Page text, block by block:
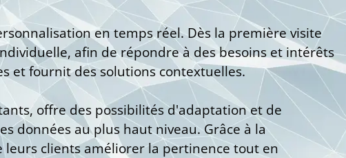
en temps réel. Dès la première visite
afin de répondre à des besoins et intérêts
et fournit des solutions contextuelles.
offre des possibilités d'adaptation et de
données au plus haut niveau. Grâce à la
clients améliorer la pertinence tout en